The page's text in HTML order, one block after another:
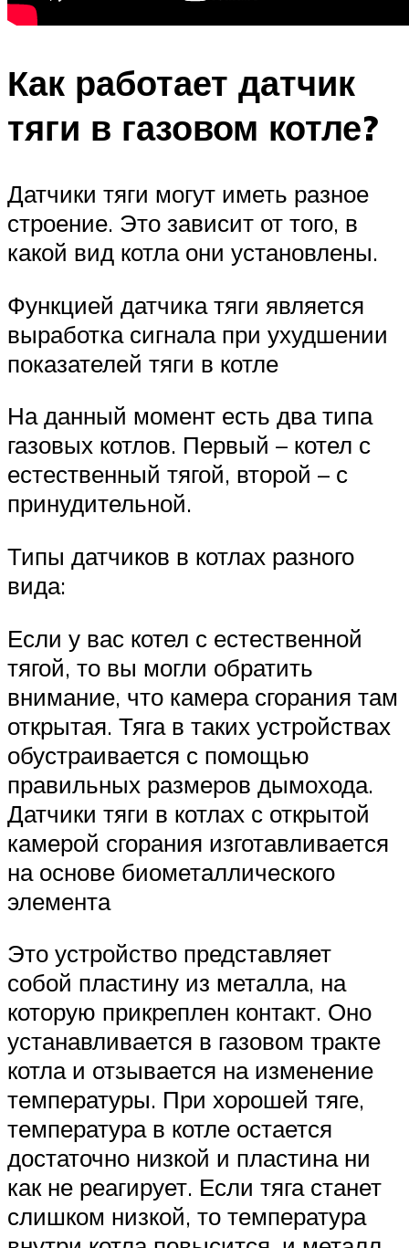
Как работает датчик
тяги в газовом котле?
Датчики тяги могут иметь разное
строение. Это зависит от того, в
какой вид котла они установлены.
Функцией датчика тяги является
выработка сигнала при ухудшении
показателей тяги в котле
На данный момент есть два типа
газовых котлов. Первый – котел с
естественный тягой, второй – с
принудительной.
Типы датчиков в котлах разного
вида:
Если у вас котел с естественной
тягой, то вы могли обратить
внимание, что камера сгорания там
открытая. Тяга в таких устройствах
обустраивается с помощью
правильных размеров дымохода.
Датчики тяги в котлах с открытой
камерой сгорания изготавливается
на основе биометаллического
элемента
Это устройство представляет
собой пластину из металла, на
которую прикреплен контакт. Оно
устанавливается в газовом тракте
котла и отзывается на изменение
температуры. При хорошей тяге,
температура в котле остается
достаточно низкой и пластина ни
как не реагирует. Если тяга станет
слишком низкой, то температура